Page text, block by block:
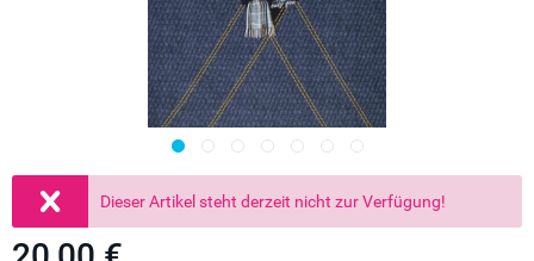
Dieser Artikel steht derzeit nicht zur Verfügung!